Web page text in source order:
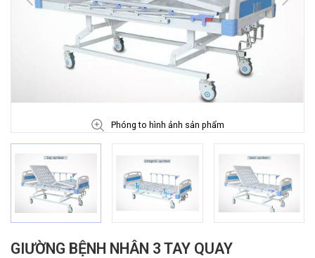
Phóng to hình ảnh sản phẩm
GIƯỜNG BỆNH NHÂN 3 TAY QUAY